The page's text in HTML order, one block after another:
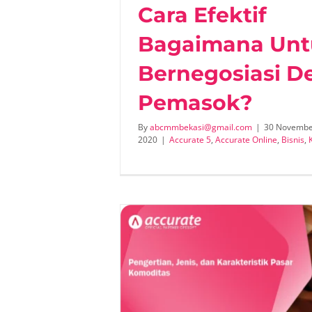
Cara Efektif
Bagaimana
Bernegosiasi
Pemasok?
Byabcmmbekasi@gmail.com | 30
2020 | Accurate 5, Accurate Online, Bisnis,